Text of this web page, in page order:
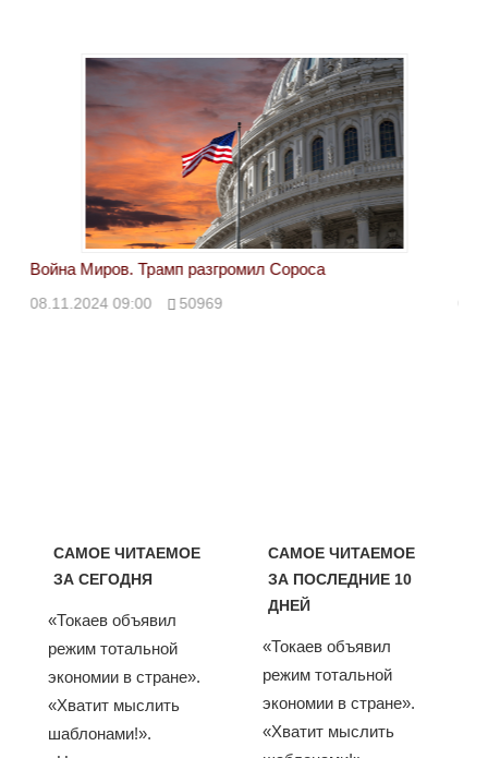
Война Миров. Трамп разгромил Сороса
08.11.2024 09:00 50969
САМОЕ ЧИТАЕМОЕ
ЗА СЕГОДНЯ
«Токаев объявил
режим тотальной
экономии в стране».
«Хватит мыслить
шаблонами!».
САМОЕ ЧИТАЕМОЕ
ЗА ПОСЛЕДНИЕ 10
ДНЕЙ
«Токаев объявил
режим тотальной
экономии в стране».
«Хватит мыслить